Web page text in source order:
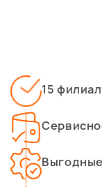
15